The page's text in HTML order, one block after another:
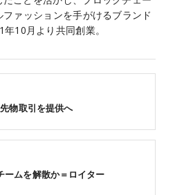
ァッションを手がけるブランド
年10月より共同創業。
ームを解散か＝ロイター
物取引を提供へ